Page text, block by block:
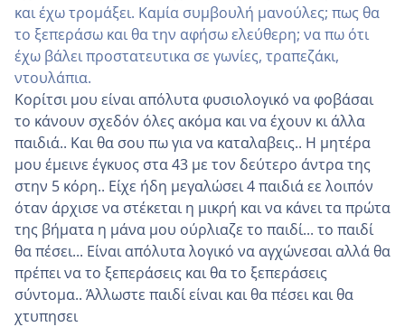
και έχω τρομάξει. Καμία συμβουλή μανούλες; πως θα
το ξεπεράσω και θα την αφήσω ελεύθερη; να πω ότι
έχω βάλει προστατευτικα σε γωνίες, τραπεζάκι,
ντουλάπια.
Κορίτσι μου είναι απόλυτα φυσιολογικό να φοβάσαι
το κάνουν σχεδόν όλες ακόμα και να έχουν κι άλλα
παιδιά.. Και θα σου πω για να καταλαβεις.. Η μητέρα
μου έμεινε έγκυος στα 43 με τον δεύτερο άντρα της
στην 5 κόρη.. Είχε ήδη μεγαλώσει 4 παιδιά εε λοιπόν
όταν άρχισε να στέκεται η μικρή και να κάνει τα πρώτα
της βήματα η μάνα μου ούρλιαζε το παιδί... το παιδί
θα πέσει... Είναι απόλυτα λογικό να αγχώνεσαι αλλά θα
πρέπει να το ξεπεράσεις και θα το ξεπεράσεις
σύντομα.. Άλλωστε παιδί είναι και θα πέσει και θα
χτυπησει